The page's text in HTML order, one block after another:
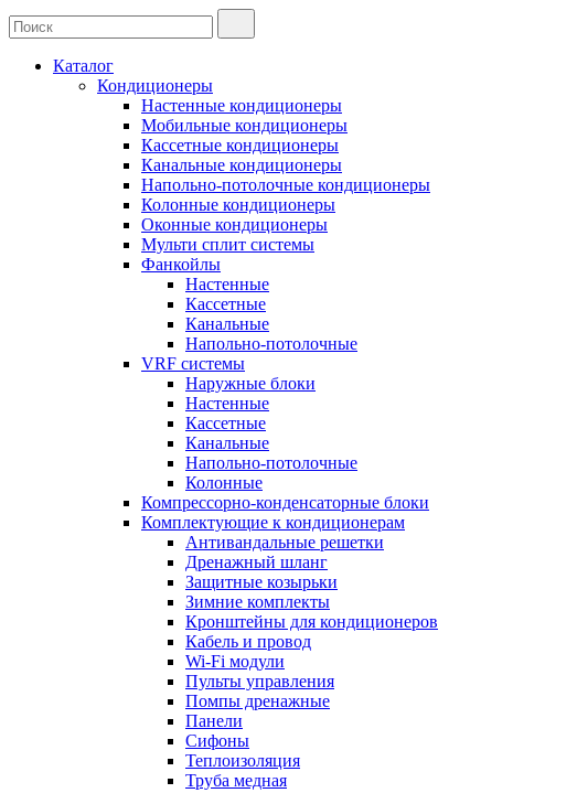
Каталог
Кондиционеры
Настенные кондиционеры
Мобильные кондиционеры
Кассетные кондиционеры
Канальные кондиционеры
Напольно-потолочные кондиционеры
Колонные кондиционеры
Оконные кондиционеры
Мульти сплит системы
Фанкойлы
Настенные
Кассетные
Канальные
Напольно-потолочные
VRF системы
Наружные блоки
Настенные
Кассетные
Канальные
Напольно-потолочные
Колонные
Компрессорно-конденсаторные блоки
Комплектующие к кондиционерам
Антивандальные решетки
Дренажный шланг
Защитные козырьки
Зимние комплекты
Кронштейны для кондиционеров
Кабель и провод
Wi-Fi модули
Пульты управления
Помпы дренажные
Панели
Сифоны
Теплоизоляция
Труба медная